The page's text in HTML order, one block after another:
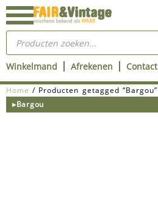
Ga
naar
inhoud
Producten
zoeken
Winkelmand Afrekenen Contact
Home / Producten getagged “Bargou”
▸Bargou